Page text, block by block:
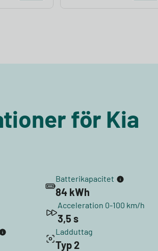
för Kia
Batterikapacitet
84 kWh
Acceleration 0-100 km/h
3,5 s
Ladduttag
Typ 2